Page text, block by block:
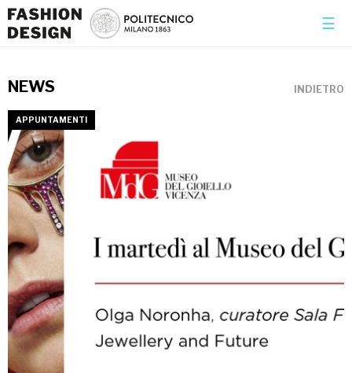
×
☰
NEWS INDIETRO
APPUNTAMENTI